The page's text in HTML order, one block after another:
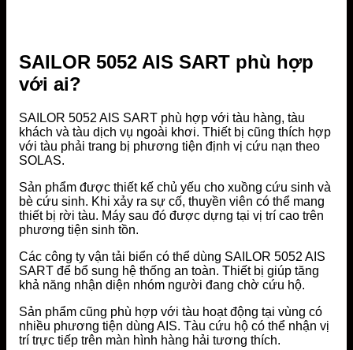
SAILOR 5052 AIS SART phù hợp
với ai?
SAILOR 5052 AIS SART phù hợp với tàu hàng, tàu
khách và tàu dịch vụ ngoài khơi. Thiết bị cũng thích hợp
với tàu phải trang bị phương tiện định vị cứu nạn theo
SOLAS.
Sản phẩm được thiết kế chủ yếu cho xuồng cứu sinh và
bè cứu sinh. Khi xảy ra sự cố, thuyền viên có thể mang
thiết bị rời tàu. Máy sau đó được dựng tại vị trí cao trên
phương tiện sinh tồn.
Các công ty vận tải biển có thể dùng SAILOR 5052 AIS
SART để bổ sung hệ thống an toàn. Thiết bị giúp tăng
khả năng nhận diện nhóm người đang chờ cứu hộ.
Sản phẩm cũng phù hợp với tàu hoạt động tại vùng có
nhiều phương tiện dùng AIS. Tàu cứu hộ có thể nhận vị
trí trực tiếp trên màn hình hàng hải tương thích.